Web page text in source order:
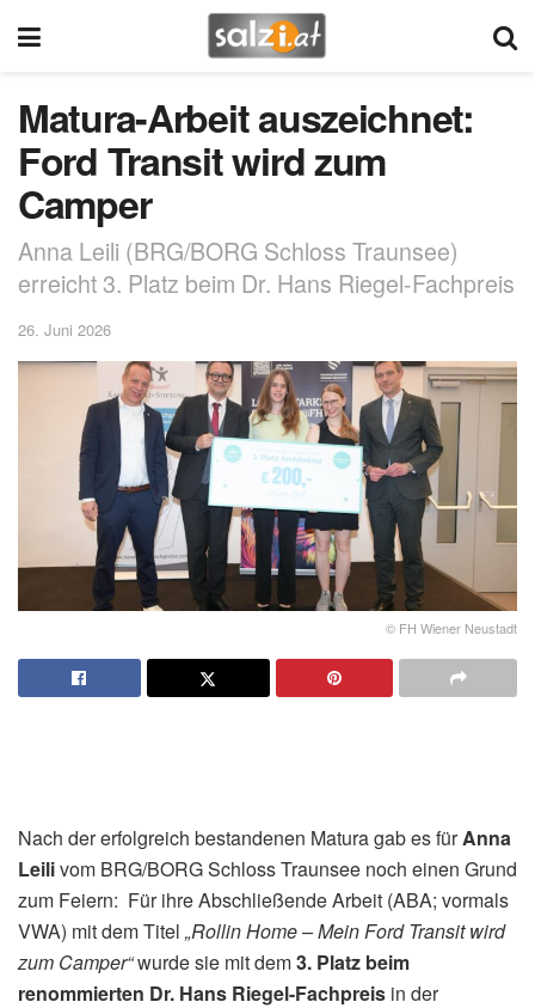
Matura-Arbeit auszeichnet:
Ford Transit wird zum
Camper
Anna Leili (BRG/BORG Schloss Traunsee)
erreicht 3. Platz beim Dr. Hans Riegel-Fachpreis
26. Juni 2026
© FH Wiener Neustadt
Nach der erfolgreich bestandenen Matura gab es fürAnna
Leilivom BRG/BORG Schloss Traunsee noch einen Grund
zum Feiern: Für ihre Abschließende Arbeit (ABA; vormals
VWA) mit dem Titel „Rollin Home – Mein Ford Transit wird
zum Camper“wurde sie mit dem3. Platz beim
renommierten Dr. Hans Riegel-Fachpreis in der